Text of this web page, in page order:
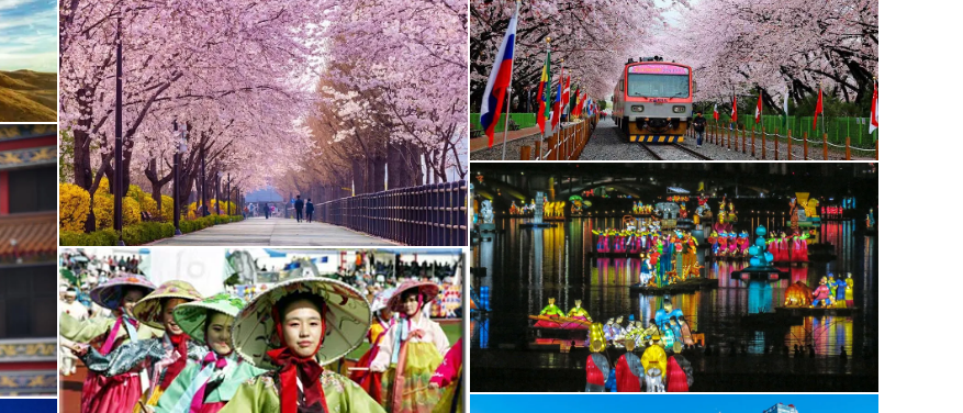
נתחיל את היום בסיור במתחם קדוש הנמצא בלב הטבע הירוק המקיף את גיונג ג'ו, הוא אתר המערות הבודהיסטיותסקגוראם (Seokguram)
מאתרי התרבות החשובים של קוריאה. משם נמשיך אל העיראולסן (Ulsan)
, ממרכזי התעשייה הגדולים בקוריאה. בכפוף לאישורים
התעשייה הכבדה של אולסאן, ומשם נמשיך אל העירבוסאן (Busan)
בדרום קוריאה. בהגעה לבוסאן, בכפוף לשעת ההגעה נצא לסיור
בוסאן, המארח פעם בשנה את אחד מפסטיבלי הסרטים החשובים בעולם. נמשיך משם למלון שלנו בנסיעה דרך מרכז העיר.
לינה בבוסאן במלון Shilla Stay Haeundae (מלון 4 כוכבים) או זהה ברמה
https://m.shillastay.com/haeundae/index.do?lang=en
נבלה יום שלם בעיר בוסאן. נצא ראשית אלרכבל סונגדו (Songdo Cablecar)
העובר מעל הים לנקודות תצפית מרהיבות על העיר
היפים בבוסאן, מקדש המוקדש לאלת הרחמים ולאלת הים מהמסורות הבודהיסטית והעממית לחילופין. מקדש זה,הדונג יונגוגסה (Haedong Yonggungsa)
מעל הים, באחת מנקודות הנוף היפות בבוסאן. בחזרה לעיר נצא לסיור בגאמצ'ון (Gamechon)
. כפר זה, בשולי בוסאן, הוא כפר שכולו
שהתכנסו כדי להעניק למקום את צביונו המיוחד.
לינה בבוסאן